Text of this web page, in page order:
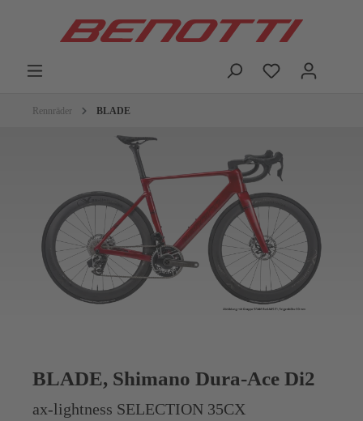
Rennräder BLADE
BLADE, Shimano Dura-Ace Di2
ax-lightness SELECTION 35CX